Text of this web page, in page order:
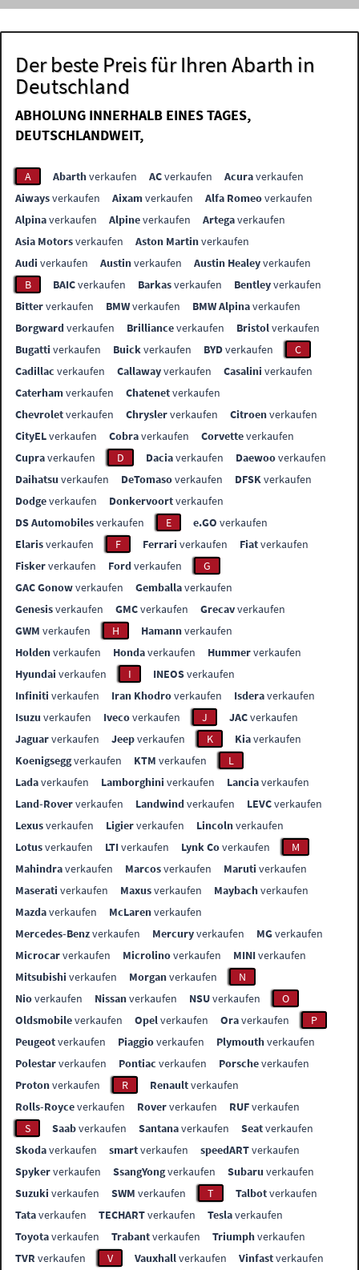
Der beste Preis für Ihren Abarth in
Deutschland
ABHOLUNG INNERHALB EINES TAGES,
DEUTSCHLANDWEIT,
A Abarthverkaufen ACverkaufen Acuraverkaufen
Aiwaysverkaufen Aixamverkaufen Alfa Romeoverkaufen
Alpinaverkaufen Alpineverkaufen Artegaverkaufen
Asia Motorsverkaufen Aston Martinverkaufen
Audi verkaufen Austinverkaufen Austin Healeyverkaufen
B
BAICverkaufen Barkasverkaufen Bentleyverkaufen
Bitterverkaufen BMWverkaufen BMW Alpinaverkaufen
Borgwardverkaufen Brillianceverkaufen Bristolverkaufen
Bugatti verkaufen Buickverkaufen BYDverkaufen
C
Cadillac verkaufen Callawayverkaufen Casalini verkaufen
Caterhamverkaufen Chatenetverkaufen
Chevroletverkaufen Chryslerverkaufen Citroenverkaufen
CityELverkaufen Cobraverkaufen Corvetteverkaufen
Cupraverkaufen D Daciaverkaufen Daewooverkaufen
Daihatsu verkaufen DeTomasoverkaufen DFSKverkaufen
Dodgeverkaufen Donkervoortverkaufen
DS Automobilesverkaufen E e.GO verkaufen
Elarisverkaufen F Ferrari verkaufen Fiatverkaufen
Fiskerverkaufen Fordverkaufen
G
GAC Gonowverkaufen Gemballaverkaufen
Genesisverkaufen GMCverkaufen Grecavverkaufen
GWM verkaufen H Hamannverkaufen
Holdenverkaufen Hondaverkaufen Hummerverkaufen
Hyundai verkaufen I INEOSverkaufen
Infiniti verkaufen Iran Khodroverkaufen Isderaverkaufen
Isuzu verkaufen Ivecoverkaufen J JACverkaufen
Jaguarverkaufen Jeepverkaufen K Kiaverkaufen
Koenigseggverkaufen KTM verkaufen
L
Ladaverkaufen Lamborghini verkaufen Lanciaverkaufen
Land-Roververkaufen Landwindverkaufen LEVCverkaufen
Lexusverkaufen Ligierverkaufen Lincolnverkaufen
Lotusverkaufen LTIverkaufen Lynk Coverkaufen
M
Mahindraverkaufen Marcosverkaufen Maruti verkaufen
Maserati verkaufen Maxusverkaufen Maybachverkaufen
Mazdaverkaufen McLarenverkaufen
Mercedes-Benzverkaufen Mercuryverkaufen MGverkaufen
Microcarverkaufen Microlinoverkaufen MINIverkaufen
Mitsubishi verkaufen Morganverkaufen
N
Nioverkaufen Nissanverkaufen NSUverkaufen
O
Oldsmobileverkaufen Opelverkaufen Oraverkaufen
P
Peugeotverkaufen Piaggioverkaufen Plymouthverkaufen
Polestarverkaufen Pontiac verkaufen Porscheverkaufen
Protonverkaufen R Renaultverkaufen
Rolls-Royceverkaufen Roververkaufen RUFverkaufen
S
Saabverkaufen Santanaverkaufen Seatverkaufen
Skodaverkaufen smartverkaufen speedARTverkaufen
Spykerverkaufen SsangYongverkaufen Subaru verkaufen
Suzuki verkaufen SWM verkaufen T Talbotverkaufen
Tataverkaufen TECHARTverkaufen Teslaverkaufen
Toyotaverkaufen Trabantverkaufen Triumphverkaufen
TVR verkaufen V Vauxhallverkaufen Vinfastverkaufen